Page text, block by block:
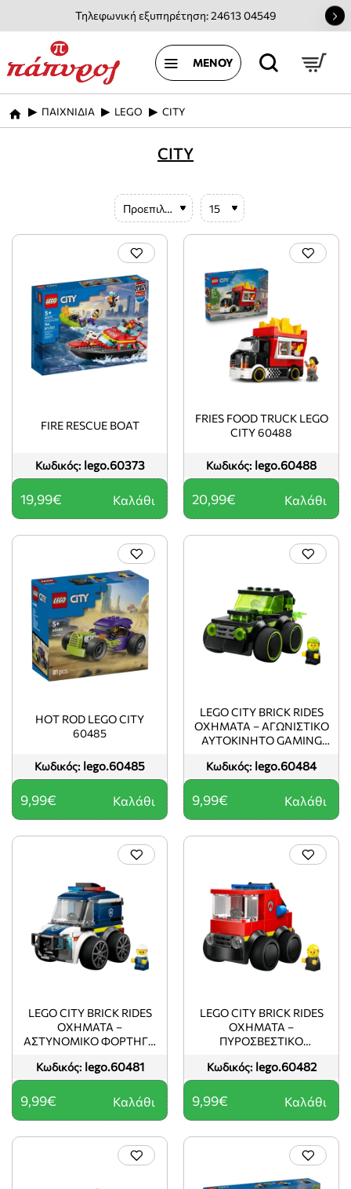
Τηλεφωνική εξυπηρέτηση: 24613 04549
home
ΠΑΙΧΝΙΔΙΑ LEGO CITY
CITY
Κωδικός: lego.60373
FIRE RESCUE BOAT
19,99€ Καλάθι
Κωδικός: lego.60488
FRIES FOOD TRUCK LEGO
CITY 60488
20,99€ Καλάθι
Κωδικός: lego.60485
HOT ROD LEGO CITY
60485
9,99€ Καλάθι
Κωδικός: lego.60484
LEGO CITY BRICK RIDES
ΟΧΉΜΑΤΑ – ΑΓΩΝΙΣΤΙΚΌ
ΑΥΤΟΚΊΝΗΤΟ GAMING
9,99€ Καλάθι
Κωδικός: lego.60481
LEGO CITY BRICK RIDES
ΟΧΉΜΑΤΑ –
ΑΣΤΥΝΟΜΙΚΌ ΦΟΡΤΗΓΌ
9,99€ Καλάθι
Κωδικός: lego.60482
LEGO CITY BRICK RIDES
ΟΧΉΜΑΤΑ –
ΠΥΡΟΣΒΕΣΤΙΚΌ
9,99€ Καλάθι